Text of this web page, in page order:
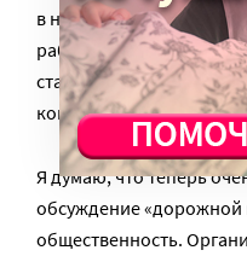
в незыблемой форме.
работы МСЭ они
становиться такими,
комиссий были
Я думаю, что теперь
обсуждение «дорожной
общественность.